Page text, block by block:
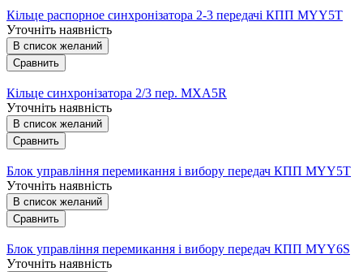
Кільце распорное синхронізатора 2-3 передачі КПП MYY5T
Уточніть наявність
В список желаний
Сравнить
Кільце синхронізатора 2/3 пер. MXA5R
Уточніть наявність
В список желаний
Сравнить
Блок управління перемикання і вибору передач КПП MYY5T
Уточніть наявність
В список желаний
Сравнить
Блок управління перемикання і вибору передач КПП MYY6S
Уточніть наявність